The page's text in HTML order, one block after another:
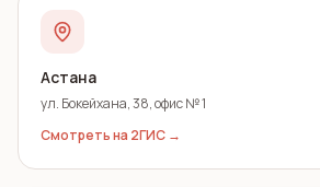
Астана
ул. Бокейхана, 38, офис № 1
Смотреть на 2ГИС →